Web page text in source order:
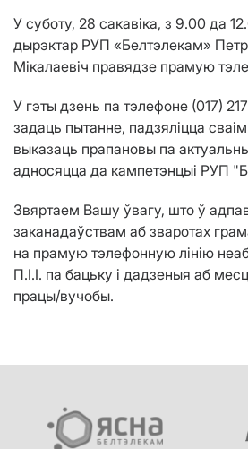
У суботу, 28 сакавіка, з 9.00 да
дырэктар РУП «Белтэлекам»
Мікалаевіч правядзе прамую
У гэты дзень па тэлефоне (017)
задаць пытанне, падзяліцца
выказаць прапановы па
адносяцца да кампетэнцыі РУП
Звяртаем Вашу ўвагу, што ў
заканадаўствам аб зваротах
на прамую тэлефонную лінію
П.I.I. па бацьку і дадзеныя аб
працы/вучобы.